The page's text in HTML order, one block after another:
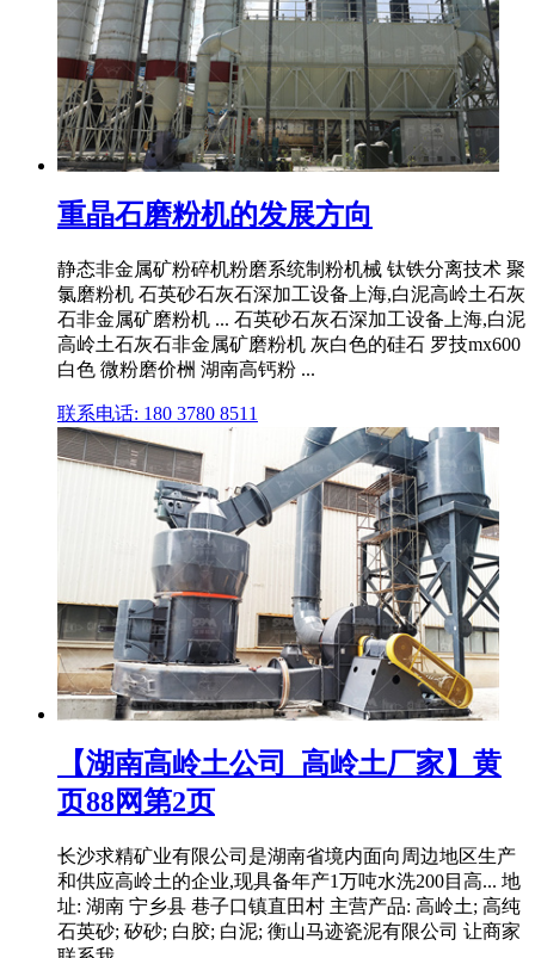
重晶石磨粉机的发展方向
静态非金属矿粉碎机粉磨系统制粉机械 钛铁分离技术 聚
氯磨粉机 石英砂石灰石深加工设备上海,白泥高岭土石灰
石非金属矿磨粉机 ... 石英砂石灰石深加工设备上海,白泥
高岭土石灰石非金属矿磨粉机 灰白色的硅石 罗技mx600
白色 微粉磨价栦 湖南高钙粉 ...
联系电话: 180 3780 8511
【湖南高岭土公司_高岭土厂家】黄
页88网第2页
长沙求精矿业有限公司是湖南省境内面向周边地区生产
和供应高岭土的企业,现具备年产1万吨水洗200目高... 地
址: 湖南 宁乡县 巷子口镇直田村 主营产品: 高岭土; 高纯
石英砂; 矽砂; 白胶; 白泥; 衡山马迹瓷泥有限公司 让商家